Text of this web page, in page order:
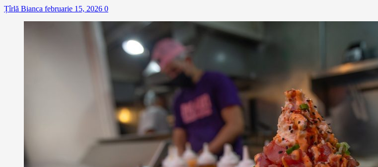
Țîrlă Bianca februarie 15, 2026 0